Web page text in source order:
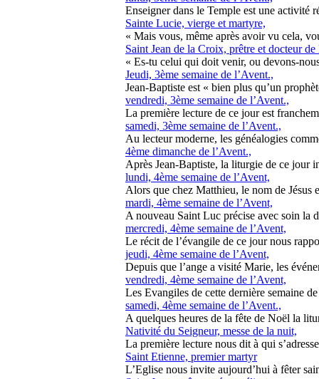
Enseigner dans le Temple est une activité
Sainte Lucie, vierge et martyre,
« Mais vous, même après avoir vu cela,
Saint Jean de la Croix, prêtre et docteur de
« Es-tu celui qui doit venir, ou devons-
Jeudi, 3ème semaine de l’Avent.,
Jean-Baptiste est « bien plus qu’un
vendredi, 3ème semaine de l’Avent.,
La première lecture de ce jour est
samedi, 3ème semaine de l’Avent.,
Au lecteur moderne, les généalogies
4ème dimanche de l’Avent.,
Après Jean-Baptiste, la liturgie de ce jour
lundi, 4ème semaine de l’Avent,
Alors que chez Matthieu, le nom de Jésus
mardi, 4ème semaine de l’Avent,
A nouveau Saint Luc précise avec soin la
mercredi, 4ème semaine de l’Avent,
Le récit de l’évangile de ce jour nous
jeudi, 4ème semaine de l’Avent,
Depuis que l’ange a visité Marie, les
vendredi, 4ème semaine de l’Avent,
Les Evangiles de cette dernière semaine
samedi, 4ème semaine de l’Avent.,
A quelques heures de la fête de Noël la
Nativité du Seigneur, messe de la nuit,
La première lecture nous dit à qui
Saint Etienne, premier martyr
L’Eglise nous invite aujourd’hui à fêter